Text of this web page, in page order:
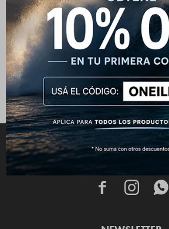
Jogger Future Surf - Blanco
2.152 $ 2.690
  